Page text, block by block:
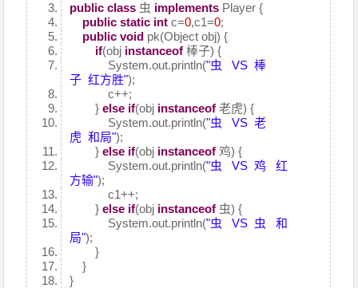
public class 虫 implements Player {
public static int c=0,c1=0;
public void pk(Object obj) {
if(obj instanceof 棒子) {
System.out.println("虫 VS 棒
子 红方胜");
c++;
}else if(obj instanceof 老虎) {
System.out.println("虫 VS 老
虎 和局");
}else if(obj instanceof 鸡) {
System.out.println("虫 VS 鸡 红
方输");
c1++;
}else if(obj instanceof 虫) {
System.out.println("虫 VS 虫 和
局");
}
}
}